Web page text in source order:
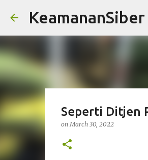
KeamananSiber
Seperti Ditjen
onMarch 30, 2022